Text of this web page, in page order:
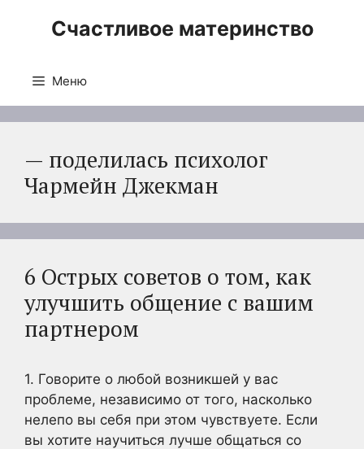
Счастливое материнство
Меню
— поделилась психолог
Чармейн Джекман
6 Острых советов о том, как
улучшить общение с вашим
партнером
1. Говорите о любой возникшей у вас
проблеме, независимо от того, насколько
нелепо вы себя при этом чувствуете. Если
вы хотите научиться лучше общаться со